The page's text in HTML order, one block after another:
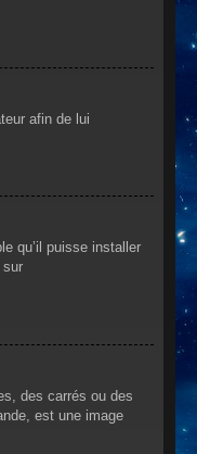
afin de lui
qu’il puisse installer
sur
des carrés ou des
est une image